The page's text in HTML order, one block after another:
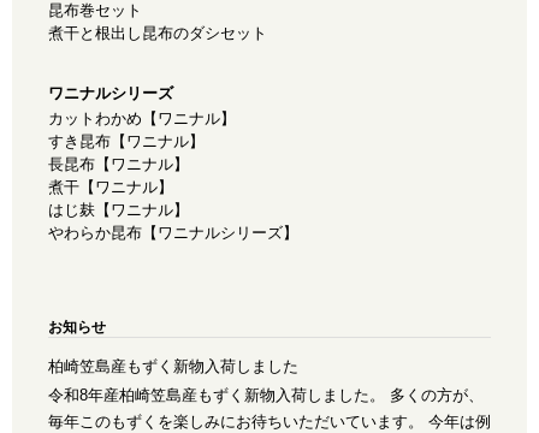
昆布巻セット
煮干と根出し昆布のダシセット
ワニナルシリーズ
カットわかめ【ワニナル】
すき昆布【ワニナル】
長昆布【ワニナル】
煮干【ワニナル】
はじ麸【ワニナル】
やわらか昆布【ワニナルシリーズ】
お知らせ
柏崎笠島産もずく新物入荷しました
令和8年産柏崎笠島産もずく新物入荷しました。 多くの方が、
毎年このもずくを楽しみにお待ちいただいています。 今年は例